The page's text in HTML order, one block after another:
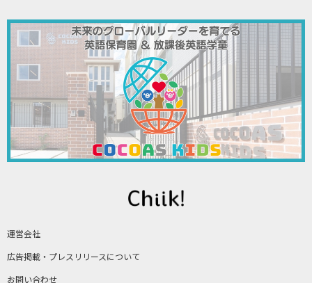
運営会社
広告掲載・プレスリリースについて
お問い合わせ